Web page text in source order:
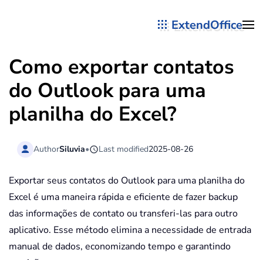
ExtendOffice
Como exportar contatos
do Outlook para uma
planilha do Excel?
AuthorSiluvia• Last modified2025-08-26
Exportar seus contatos do Outlook para uma planilha do
Excel é uma maneira rápida e eficiente de fazer backup
das informações de contato ou transferi-las para outro
aplicativo. Esse método elimina a necessidade de entrada
manual de dados, economizando tempo e garantindo